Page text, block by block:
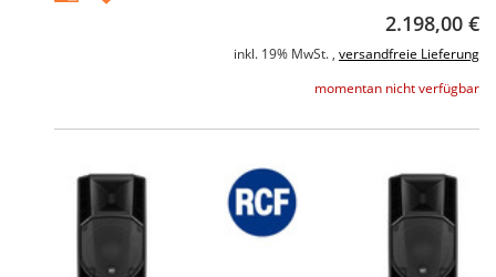
2.198,00 €
inkl. 19% MwSt. , versandfreie Lieferung
momentan nicht verfügbar